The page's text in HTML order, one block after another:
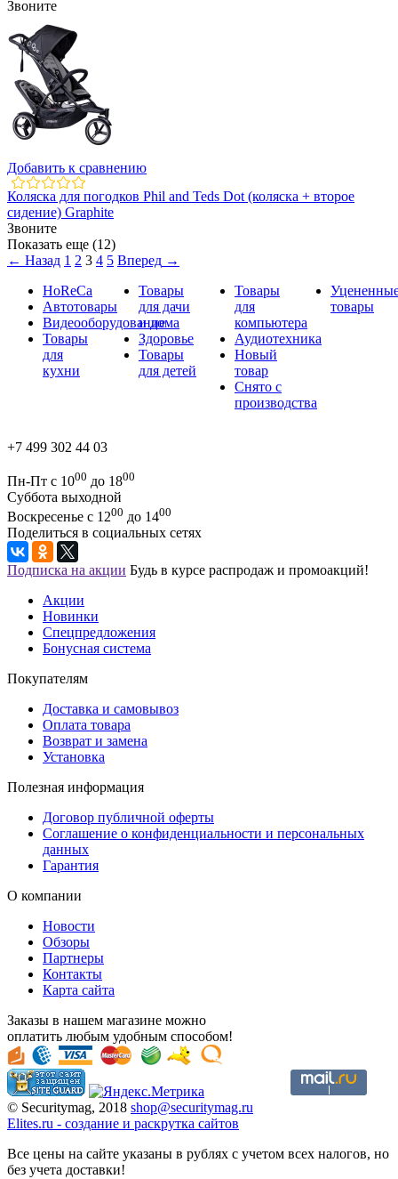
Звоните
Добавить к сравнению
Коляска для погодков Phil and Teds Dot (коляска + второе
сидение) Graphite
Звоните
Показать еще (12)
← Назад 1 2 3 4 5 Вперед →
HoReCa
Автотовары
Видеооборудование
Товары
для
кухни
Товары
для дачи
и дома
Здоровье
Товары
для детей
Товары
для
компьютера
Аудиотехника
Новый
товар
Снято с
производства
товары
+7 499 302 44 03
Пн-Пт с 1000 до 1800
Суббота выходной
Воскресенье с 1200 до 1400
Поделиться в социальных сетях
Подписка на акции Будь в курсе распродаж и промоакций!
Акции
Новинки
Спецпредложения
Бонусная система
Покупателям
Доставка и самовывоз
Оплата товара
Возврат и замена
Установка
Полезная информация
Договор публичной оферты
Соглашение о конфиденциальности и персональных
данных
Гарантия
О компании
Новости
Обзоры
Партнеры
Контакты
Карта сайта
Заказы в нашем магазине можно
оплатить любым удобным способом!
© Securitymag, 2018 shop@securitymag.ru
Elites.ru - cоздание и раскрутка сайтов
Все цены на сайте указаны в рублях с учетом всех налогов, но
без учета доставки!